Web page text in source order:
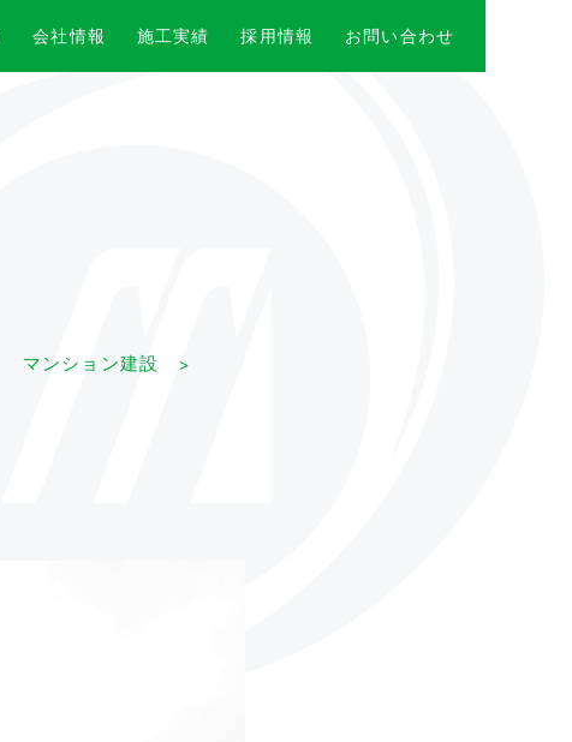
会社情報 施工実績 採用情報 お問い合わせ
マンション建設 >